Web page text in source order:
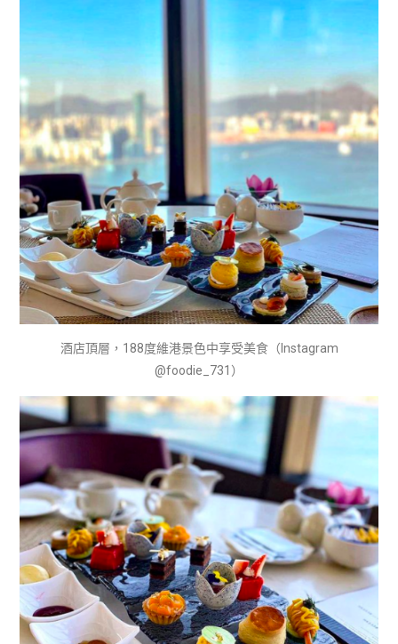
酒店頂層，188度維港景色中享受美食（Instagram
@foodie_731）